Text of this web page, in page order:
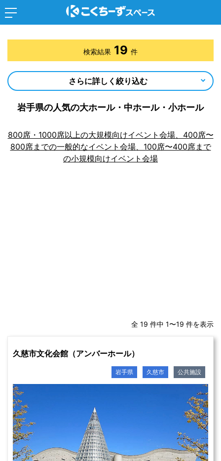
岩手県の人気の大ホール・中ホール・小ホール
800席・1000席以上の大規模向けイベント会場、400席〜
800席までの一般的なイベント会場、100席〜400席まで
の小規模向けイベント会場
全 19 件中 1〜19 件を表示
久慈市文化会館（アンバーホール）
岩手県 久慈市 公共施設
検索結果 19 件
さらに詳しく絞り込む